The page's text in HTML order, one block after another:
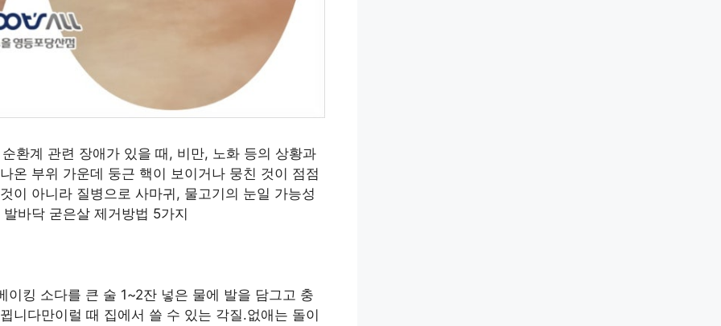
환계 관련 장애가 있을 때, 비만, 노화 등의 상황과
온 부위 가운데 둥근 핵이 보이거나 뭉친 것이 점점
이 아니라 질병으로 사마귀, 물고기의 눈일 가능성
바닥 굳은살 제거방법 5가지
킹 소다를 큰 술 1~2잔 넣은 물에 발을 담그고 충
니다만이럴 때 집에서 쓸 수 있는 각질.없애는 돌이